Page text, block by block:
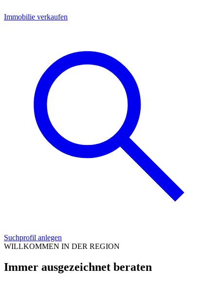
Immobilie verkaufen
Suchprofil anlegen
WILLKOMMEN IN DER REGION
Immer ausgezeichnet beraten